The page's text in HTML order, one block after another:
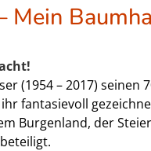
Mein
(1954 – 2017)
fantasievoll
Burgenland, der